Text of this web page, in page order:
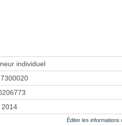
individuel
2014
Éditer les informations